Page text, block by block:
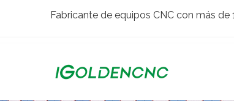
Fabricante de equipos CNC con más de